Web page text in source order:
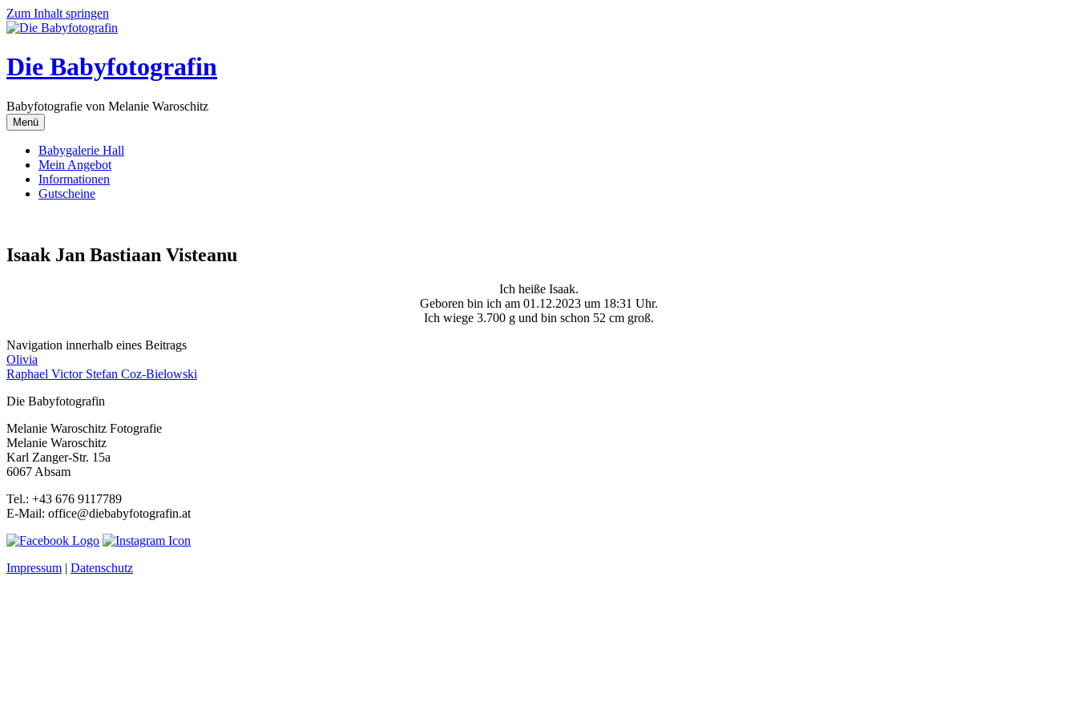
Zum Inhalt springen
Die Babyfotografin
Babyfotografie von Melanie Waroschitz
Menü
Babygalerie Hall
Mein Angebot
Informationen
Gutscheine
Isaak Jan Bastiaan Visteanu
Ich heiße Isaak.
Geboren bin ich am 01.12.2023 um 18:31 Uhr.
Ich wiege 3.700 g und bin schon 52 cm groß.
Navigation innerhalb eines Beitrags
Olivia
Raphael Victor Stefan Coz-Bielowski
Die Babyfotografin
Melanie Waroschitz Fotografie
Melanie Waroschitz
Karl Zanger-Str. 15a
6067 Absam
Tel.: +43 676 9117789
E-Mail: office@diebabyfotografin.at
Impressum | Datenschutz